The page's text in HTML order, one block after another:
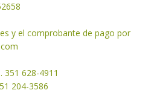
y el comprobante de pago por
351 628-4911
204-3586